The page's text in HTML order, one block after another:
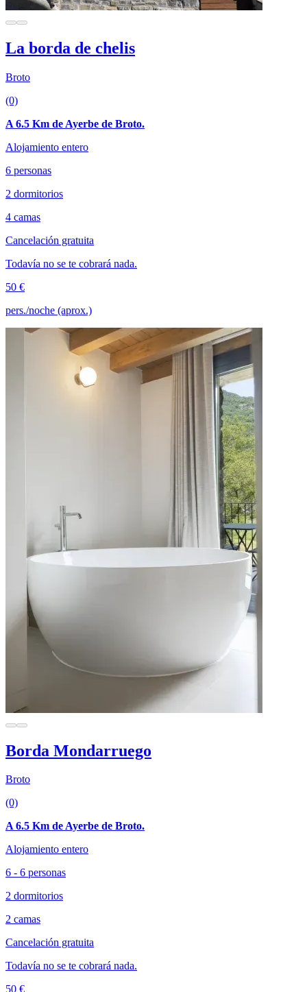
La borda de chelis
Broto
(0)
A 6.5 Km de Ayerbe de Broto.
Alojamiento entero
6 personas
2 dormitorios
4 camas
Cancelación gratuita
Todavía no se te cobrará nada.
50 €
pers./noche (aprox.)
Borda Mondarruego
Broto
(0)
A 6.5 Km de Ayerbe de Broto.
Alojamiento entero
6 - 6 personas
2 dormitorios
2 camas
Cancelación gratuita
Todavía no se te cobrará nada.
50 €